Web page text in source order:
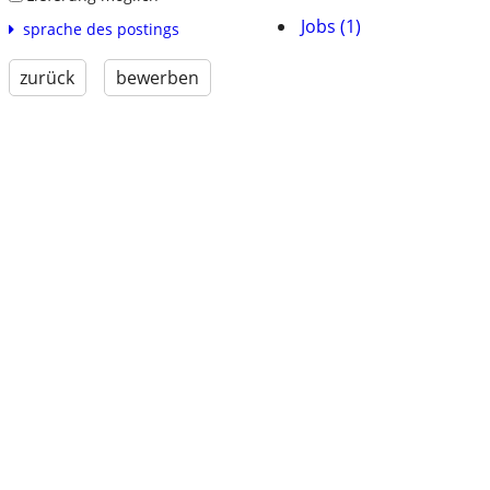
sprache des postings
zurück bewerben
Jobs (1)